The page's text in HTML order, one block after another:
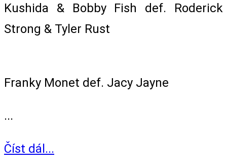
Kushida & Bobby Fish def. Roderick
Strong & Tyler Rust
Franky Monet def. Jacy Jayne
...
Číst dál...